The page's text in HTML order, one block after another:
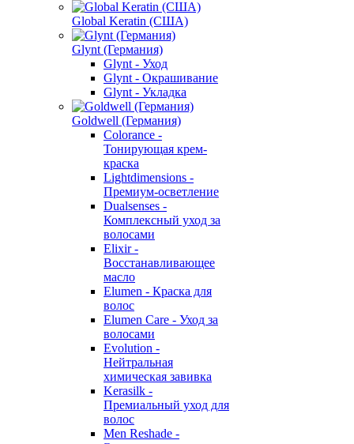
Global Keratin (США)
Glynt (Германия)
Glynt - Уход
Glynt - Окрашивание
Glynt - Укладка
Goldwell (Германия)
Colorance -
Тонирующая крем-
краска
Lightdimensions -
Премиум-осветление
Dualsenses -
Комплексный уход за
волосами
Elixir -
Восстанавливающее
масло
Elumen - Краска для
волос
Elumen Care - Уход за
волосами
Evolution -
Нейтральная
химическая завивка
Kerasilk -
Премиальный уход для
волос
Men Reshade -